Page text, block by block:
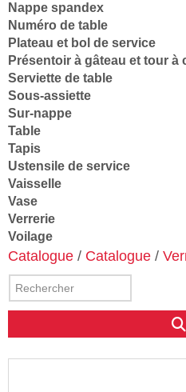
Nappe spandex
Numéro de table
Plateau et bol de service
Présentoir à gâteau et tour à
Serviette de table
Sous-assiette
Sur-nappe
Table
Tapis
Ustensile de service
Vaisselle
Vase
Verrerie
Voilage
Catalogue / Catalogue /